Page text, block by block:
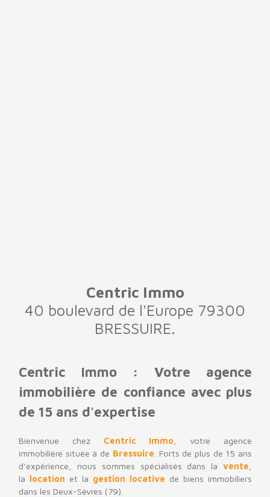
Centric Immo
40 boulevard de l'Europe 79300
BRESSUIRE.
Centric Immo : Votre agence
immobilière de confiance avec plus
de 15 ans d'expertise
Bienvenue chez Centric Immo , votre
agence
immobilière située à de Bressuire . Forts de plus de 15 ans
d'expérience, nous sommes spécialisés dans la vente
la location et la gestion locative de biens immobiliers
dans les Deux-Sèvres (79)